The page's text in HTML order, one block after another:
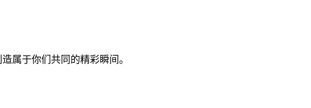
属于你们共同的精彩瞬间。